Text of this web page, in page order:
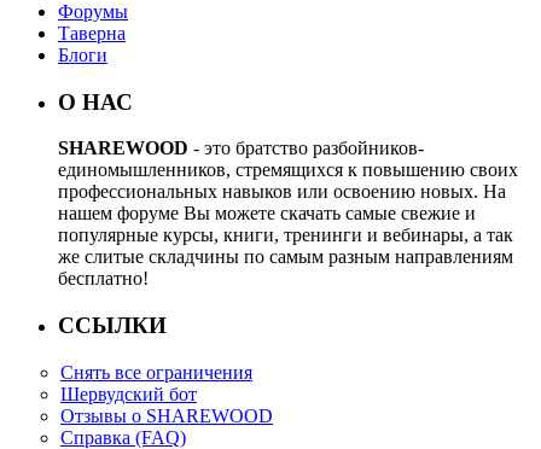
Форумы
Таверна
Блоги
О НАС
SHAREWOOD - это братство разбойников-
единомышленников, стремящихся к повышению своих
профессиональных навыков или освоению новых. На
нашем форуме Вы можете скачать самые свежие и
популярные курсы, книги, тренинги и вебинары, а так
же слитые складчины по самым разным направлениям
бесплатно!
ССЫЛКИ
Снять все ограничения
Шервудский бот
Отзывы о SHAREWOOD
Справка (FAQ)